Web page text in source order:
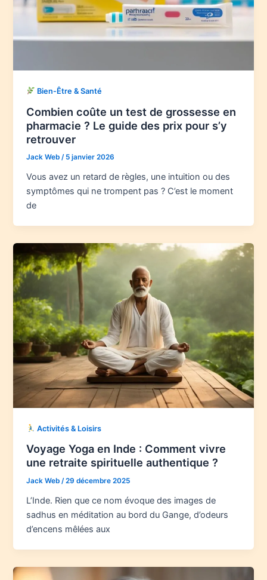
Bien-Être & Santé
Combien coûte un test de grossesse en
pharmacie ? Le guide des prix pour s’y
retrouver
Jack Web/ 5 janvier 2026
Vous avez un retard de règles, une intuition ou des
symptômes qui ne trompent pas ? C’est le moment
de
Activités & Loisirs
Voyage Yoga en Inde : Comment vivre
une retraite spirituelle authentique ?
Jack Web/29 décembre 2025
L’Inde. Rien que ce nom évoque des images de
sadhus en méditation au bord du Gange, d’odeurs
d’encens mêlées aux